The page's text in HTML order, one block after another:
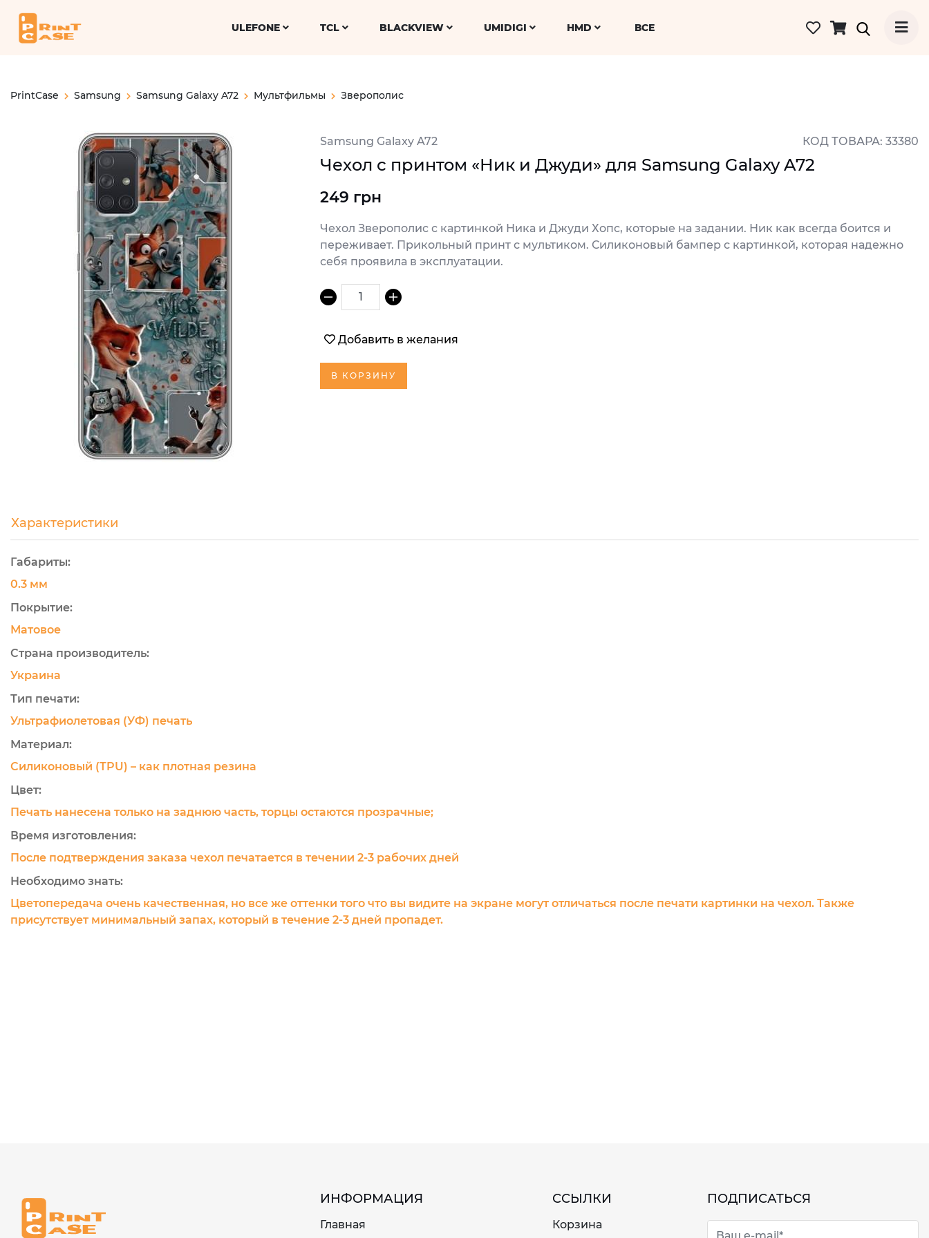
ULEFONE TCL BLACKVIEW UMIDIGI HMD ВСЕ
PrintCase Samsung Samsung Galaxy A72 Мультфильмы Зверополис
Samsung Galaxy A72 КОД ТОВАРА: 33380
Чехол с принтом «Ник и Джуди» для Samsung Galaxy A72
249 грн
Чехол Зверополис с картинкой Ника и Джуди Хопс, которые на задании. Ник как всегда боится и
переживает. Прикольный принт с мультиком. Силиконовый бампер с картинкой, которая надежно
себя проявила в эксплуатации.
1
Добавить в желания
В КОРЗИНУ
Характеристики
Габариты:
0.3 мм
Покрытие:
Матовое
Страна производитель:
Украина
Тип печати:
Ультрафиолетовая (УФ) печать
Материал:
Силиконовый (TPU) – как плотная резина
Цвет:
Печать нанесена только на заднюю часть, торцы остаются прозрачные;
Время изготовления:
После подтверждения заказа чехол печатается в течении 2-3 рабочих дней
Необходимо знать:
Цветопередача очень качественная, но все же оттенки того что вы видите на экране могут отличаться после печати картинки на чехол. Также
присутствует минимальный запах, который в течение 2-3 дней пропадет.
ИНФОРМАЦИЯ
Главная
ССЫЛКИ
Корзина
ПОДПИСАТЬСЯ